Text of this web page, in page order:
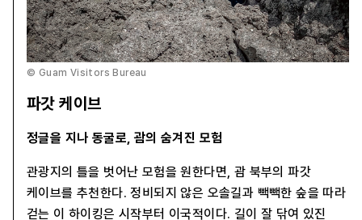
© Guam Visitors Bureau
파갓 케이브
정글을 지나 동굴로, 괌의 숨겨진 모험
관광지의 틀을 벗어난 모험을 원한다면, 괌 북부의 파갓
케이브를 추천한다. 정비되지 않은 오솔길과 빽빽한 숲을 따라
걷는 이 하이킹은 시작부터 이국적이다. 길이 잘 닦여 있진